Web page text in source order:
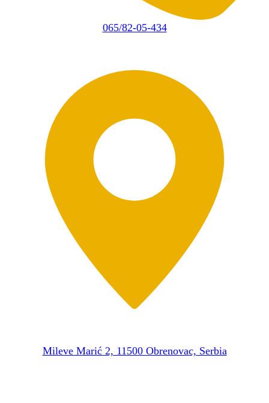
065/82-05-434
Mileve Marić 2, 11500 Obrenovac, Serbia